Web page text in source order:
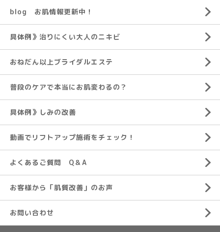
blog お肌情報更新中！
具体例》治りにくい大人のニキビ
おねだん以上ブライダルエステ
普段のケアで本当にお肌変わるの？
具体例》しみの改善
動画でリフトアップ施術をチェック！
よくあるご質問 Q＆A
お客様から「肌質改善」のお声
お問い合わせ